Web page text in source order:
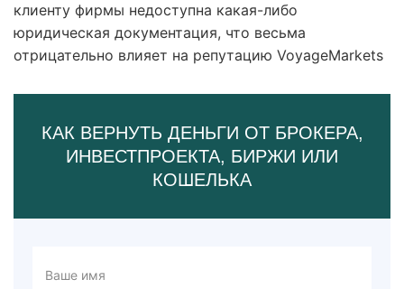
клиенту фирмы недоступна какая-либо
юридическая документация, что весьма
отрицательно влияет на репутацию VoyageMarkets
КАК ВЕРНУТЬ ДЕНЬГИ ОТ БРОКЕРА,
ИНВЕСТПРОЕКТА, БИРЖИ ИЛИ
КОШЕЛЬКА